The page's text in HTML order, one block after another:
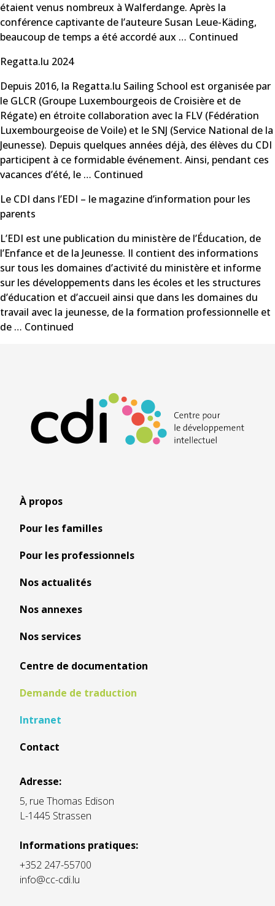
étaient venus nombreux à Walferdange. Après la
conférence captivante de l’auteure Susan Leue-Käding,
beaucoup de temps a été accordé aux … Continued
Regatta.lu 2024
Depuis 2016, la Regatta.lu Sailing School est organisée par
le GLCR (Groupe Luxembourgeois de Croisière et de
Régate) en étroite collaboration avec la FLV (Fédération
Luxembourgeoise de Voile) et le SNJ (Service National de la
Jeunesse). Depuis quelques années déjà, des élèves du CDI
participent à ce formidable événement. Ainsi, pendant ces
vacances d’été, le … Continued
Le CDI dans l’EDI – le magazine d’information pour les
parents
L’EDI est une publication du ministère de l’Éducation, de
l’Enfance et de la Jeunesse. Il contient des informations
sur tous les domaines d’activité du ministère et informe
sur les développements dans les écoles et les structures
d’éducation et d’accueil ainsi que dans les domaines du
travail avec la jeunesse, de la formation professionnelle et
de … Continued
À propos
Pour les familles
Pour les professionnels
Nos actualités
Nos annexes
Nos services
Centre de documentation
Demande de traduction
Intranet
Contact
Adresse:
5, rue Thomas Edison
L-1445 Strassen
Informations pratiques:
+352 247-55700
info@cc-cdi.lu